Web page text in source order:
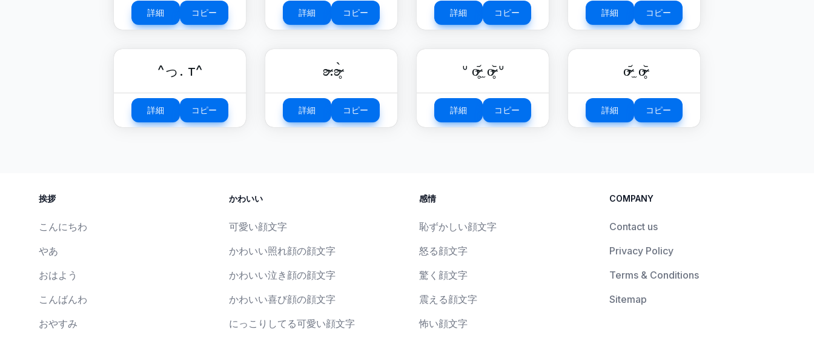
詳細 コピー 詳細 コピー 詳細 コピー 詳細 コピー
^っ. т^
詳細 コピー
ʚ̴̶̷.ʚ̴̶̷̥̀
詳細 コピー
ᐡ o̴̶̷̥᷄ ̫ o̴̶̷̥᷅ ᐡ
詳細 コピー
o̴̶̷᷄ ̫ o̴̶̷̥᷅
詳細 コピー
挨拶
こんにちわ
やあ
おはよう
こんばんわ
おやすみ
かわいい
可愛い顔文字
かわいい照れ顔の顔文字
かわいい泣き顔の顔文字
かわいい喜び顔の顔文字
にっこりしてる可愛い顔文字
感情
恥ずかしい顔文字
怒る顔文字
驚く顔文字
震える顔文字
怖い顔文字
COMPANY
Contact us
Privacy Policy
Terms & Conditions
Sitemap